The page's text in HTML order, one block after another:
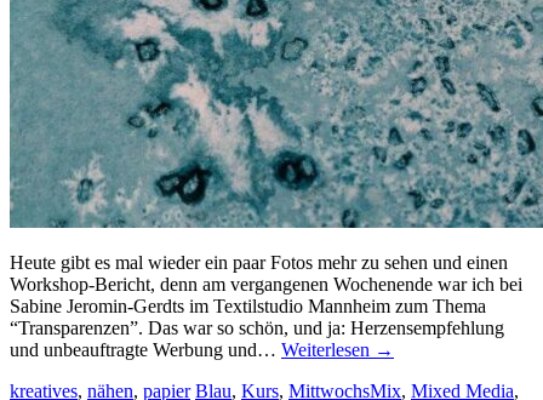
Heute gibt es mal wieder ein paar Fotos mehr zu sehen und einen
Workshop-Bericht, denn am vergangenen Wochenende war ich bei
Sabine Jeromin-Gerdts im Textilstudio Mannheim zum Thema
“Transparenzen”. Das war so schön, und ja: Herzensempfehlung
und unbeauftragte Werbung und… Weiterlesen →
kreatives, nähen, papier Blau, Kurs, MittwochsMix, Mixed Media,